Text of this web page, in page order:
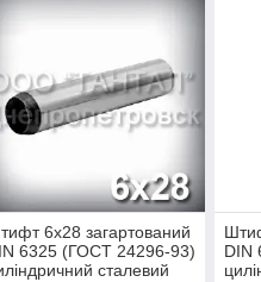
6х28 загартований
6325 (ГОСТ 24296-93)
сталевий
DIN